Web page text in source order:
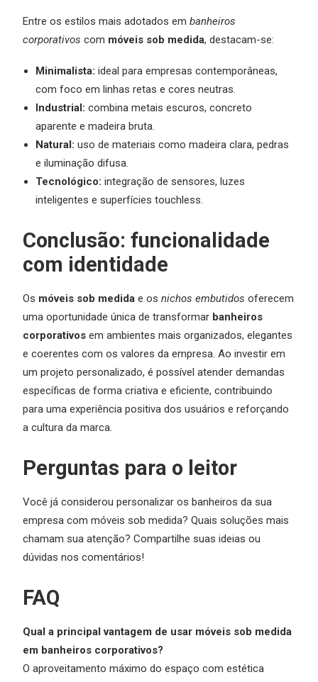
Entre os estilos mais adotados em banheiros
corporativos com móveis sob medida, destacam-se:
Minimalista: ideal para empresas contemporâneas,
com foco em linhas retas e cores neutras.
Industrial: combina metais escuros, concreto
aparente e madeira bruta.
Natural: uso de materiais como madeira clara, pedras
e iluminação difusa.
Tecnológico: integração de sensores, luzes
inteligentes e superfícies touchless.
Conclusão: funcionalidade
com identidade
Os móveis sob medida e os nichos embutidos oferecem
uma oportunidade única de transformar banheiros
corporativos em ambientes mais organizados, elegantes
e coerentes com os valores da empresa. Ao investir em
um projeto personalizado, é possível atender demandas
específicas de forma criativa e eficiente, contribuindo
para uma experiência positiva dos usuários e reforçando
a cultura da marca.
Perguntas para o leitor
Você já considerou personalizar os banheiros da sua
empresa com móveis sob medida? Quais soluções mais
chamam sua atenção? Compartilhe suas ideias ou
dúvidas nos comentários!
FAQ
Qual a principal vantagem de usar móveis sob medida
em banheiros corporativos?
O aproveitamento máximo do espaço com estética